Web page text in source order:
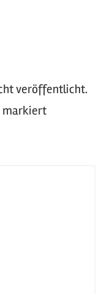
veröffentlicht.
markiert